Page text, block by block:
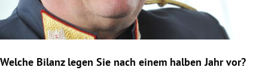
Welche Bilanz legen Sie nach einem halben Jahr vor?